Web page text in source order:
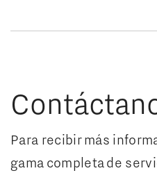
Para recibir más
gama completa de